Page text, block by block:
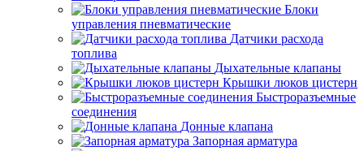
Блоки
управления пневматические
Датчики расхода
топлива
Дыхательные клапаны
Крышки люков цистерн
Быстроразъемные
соединения
Донные клапана
Запорная арматура